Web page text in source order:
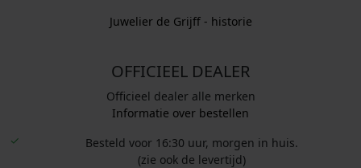
Juwelier de Grijff - historie
OFFICIEEL DEALER
Officieel dealer alle merken
Informatie over bestellen
Besteld voor 16:30 uur, morgen in huis.
(zie ook de levertijd)